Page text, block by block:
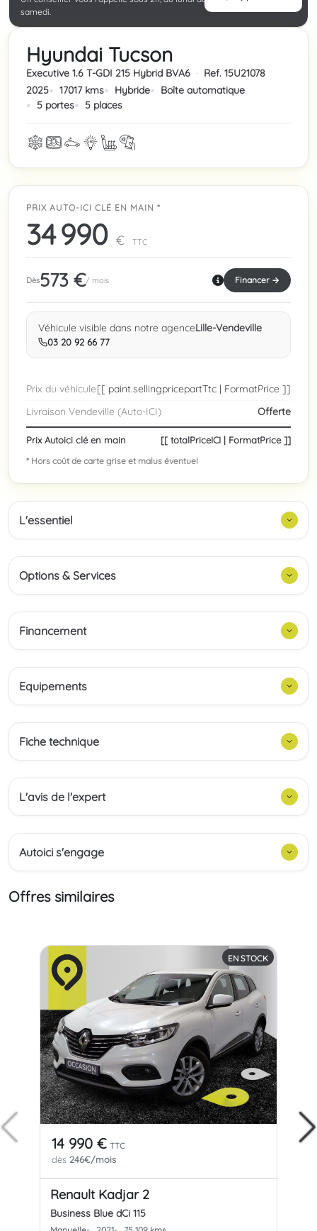
samedi.
Hyundai Tucson
Executive 1.6 T-GDI 215 Hybrid BVA6 · Ref. 15U21078
2025
17017 kms Hybride
Boîte automatique
5 portes
5 places
PRIX AUTO-ICI CLÉ EN MAIN *
34 990 € TTC
Dès573 €/ mois Financer →
Véhicule visible dans notre agenceLille-Vendeville
03 20 92 66 77
Prix du véhicule[[ paint.sellingpricepartTtc | FormatPrice ]]
Livraison Vendeville (Auto-ICI)
Offerte
Prix Autoici clé en main [[ totalPriceICI | FormatPrice ]]
* Hors coût de carte grise et malus éventuel
L'essentiel
Options & Services
Financement
Equipements
Fiche technique
L'avis de l'expert
Autoici s'engage
Offres similaires
EN STOCK
14 990 € TTC
dès 246€/mois
Renault Kadjar 2
Business Blue dCi 115